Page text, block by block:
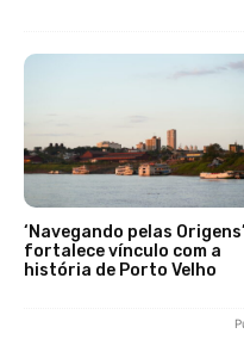
‘Navegando pelas Origens’
fortalece vínculo com a
história de Porto Velho